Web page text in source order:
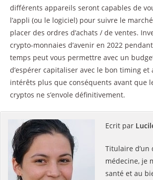
différents appareils seront capables de
l’appli (ou le logiciel) pour suivre le
placer des ordres d’achats / de ventes.
crypto-monnaies d’avenir en 2022
temps peut vous permettre avec un
d’espérer capitaliser avec le bon timing et
intérêts plus que conséquents avant que
cryptos ne s’envole définitivement.
Ecrit par
Titulaire d’un
médecine, je
santé et au